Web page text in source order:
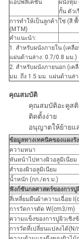
แอปพลิเคชั่น
ผนังหุ้ม
กั้น ตัว
การทำให้เป็นลูกค้า
(MTM)
ใช่ (สี
คำแนะนำ:
1. สำหรับผนังภายใน (เคลื
แผ่นด้านล่าง: 0.7/0.8 มม.)
2. สำหรับผนังภายนอก (เค
มม. ถึง 1.5 มม. แผ่นด้านล่
คุณสมบัติ
คุณสมบัติอะคูส
ติดตั้งง่าย
อนุญาตให้ย้ายแ
ข้อมูลทางเทคนิคของแผงรั
ความหนา
หันหน้าไปทางผิวอลูมิเนียม
สำรองผิวอลูมิเนียม
น้ำหนัก (กก./ตร.ม.)
ฟังก์ชันกลศาสตร์ของการ
สี่เหลี่ยมผืนผ้าความเฉื่อย
การวัดการตัด W(cm3/m)
ความแข็งของการปูผิวเชิง
การวัดที่เปลี่ยนแปลงได้(N/